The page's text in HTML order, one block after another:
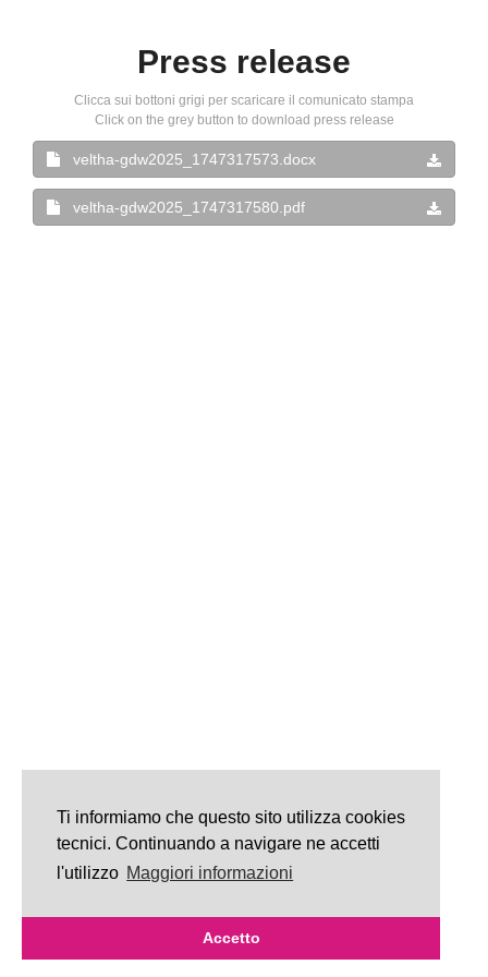
Ti informiamo che questo sito utilizza cookies
tecnici. Continuando a navigare ne accetti
l'utilizzo Maggiori informazioni
Accetto
Press release
Clicca sui bottoni grigi per scaricare il comunicato stampa
Click on the grey button to download press release
veltha-gdw2025_1747317573.docx
veltha-gdw2025_1747317580.pdf